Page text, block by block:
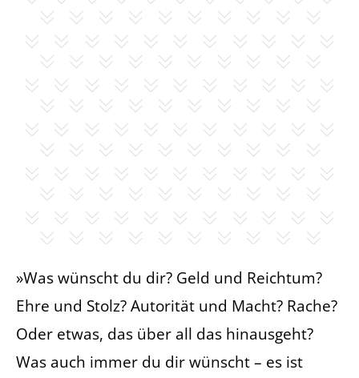
»Was wünscht du dir? Geld und Reichtum?
Ehre und Stolz? Autorität und Macht? Rache?
Oder etwas, das über all das hinausgeht?
Was auch immer du dir wünscht – es ist